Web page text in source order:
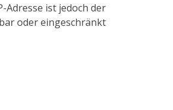
ist jedoch der
oder eingeschränkt